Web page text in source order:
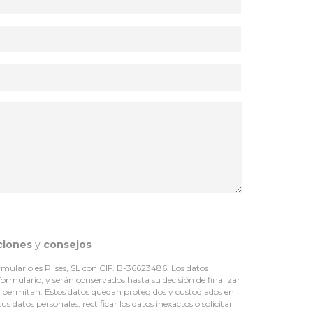
y consejos
es Pilses, SL con CIF. B-36623486. Los datos
y serán conservados hasta su decisión de finalizar
Estos datos quedan protegidos y custodiados en
datos personales, rectificar los datos inexactos o solicitar